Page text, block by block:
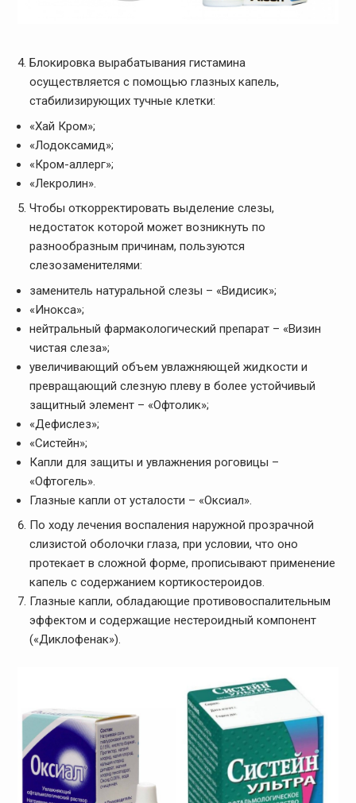
Блокировка вырабатывания гистамина
осуществляется с помощью глазных капель,
стабилизирующих тучные клетки:
«Хай Кром»;
«Лодоксамид»;
«Кром-аллерг»;
«Лекролин».
Чтобы откорректировать выделение слезы,
недостаток которой может возникнуть по
разнообразным причинам, пользуются
слезозаменителями:
заменитель натуральной слезы – «Видисик»;
«Инокса»;
нейтральный фармакологический препарат – «Визин
чистая слеза»;
увеличивающий объем увлажняющей жидкости и
превращающий слезную плеву в более устойчивый
защитный элемент – «Офтолик»;
«Дефислез»;
«Систейн»;
Капли для защиты и увлажнения роговицы –
«Офтогель».
Глазные капли от усталости – «Оксиал».
По ходу лечения воспаления наружной прозрачной
слизистой оболочки глаза, при условии, что оно
протекает в сложной форме, прописывают применение
капель с содержанием кортикостероидов.
Глазные капли, обладающие противовоспалительным
эффектом и содержащие нестероидный компонент
(«Диклофенак»).